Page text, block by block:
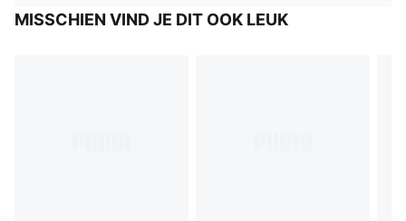
MISSCHIEN VIND JE DIT OOK LEUK